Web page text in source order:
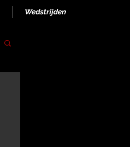
Wedstrijden